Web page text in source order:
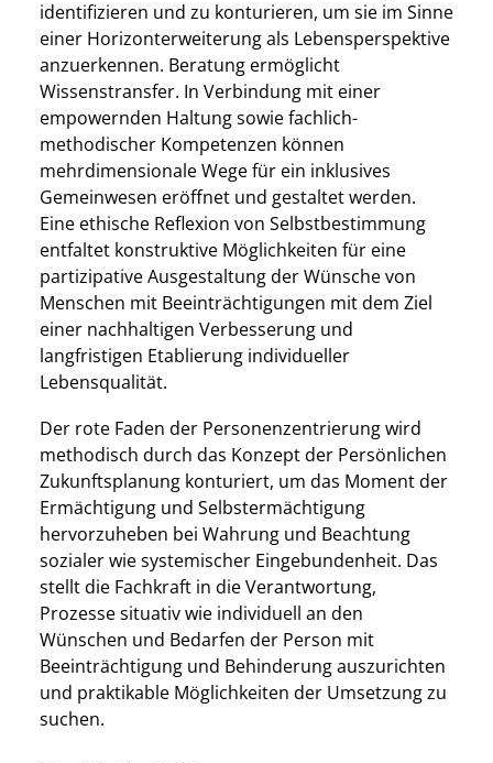
identifizieren und zu konturieren, um sie im Sinne
einer Horizonterweiterung als Lebensperspektive
anzuerkennen. Beratung ermöglicht
Wissenstransfer. In Verbindung mit einer
empowernden Haltung sowie fachlich-
methodischer Kompetenzen können
mehrdimensionale Wege für ein inklusives
Gemeinwesen eröffnet und gestaltet werden.
Eine ethische Reflexion von Selbstbestimmung
entfaltet konstruktive Möglichkeiten für eine
partizipative Ausgestaltung der Wünsche von
Menschen mit Beeinträchtigungen mit dem Ziel
einer nachhaltigen Verbesserung und
langfristigen Etablierung individueller
Lebensqualität.
Der rote Faden der Personenzentrierung wird
methodisch durch das Konzept der Persönlichen
Zukunftsplanung konturiert, um das Moment der
Ermächtigung und Selbstermächtigung
hervorzuheben bei Wahrung und Beachtung
sozialer wie systemischer Eingebundenheit. Das
stellt die Fachkraft in die Verantwortung,
Prozesse situativ wie individuell an den
Wünschen und Bedarfen der Person mit
Beeinträchtigung und Behinderung auszurichten
und praktikable Möglichkeiten der Umsetzung zu
suchen.